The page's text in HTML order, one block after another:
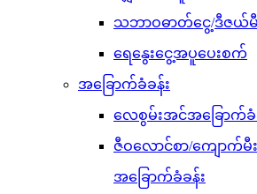
သဘာဝဓာတ်ငွေ့/ဒီဇယ်မီ
ရေနွေးငွေ့အပူပေးစက်
အခြောက်ခံခန်း
လေစွမ်းအင်အခြောက်ခံ
ဇီဝလောင်စာ/ကျောက်မီ
အခြောက်ခံခန်း